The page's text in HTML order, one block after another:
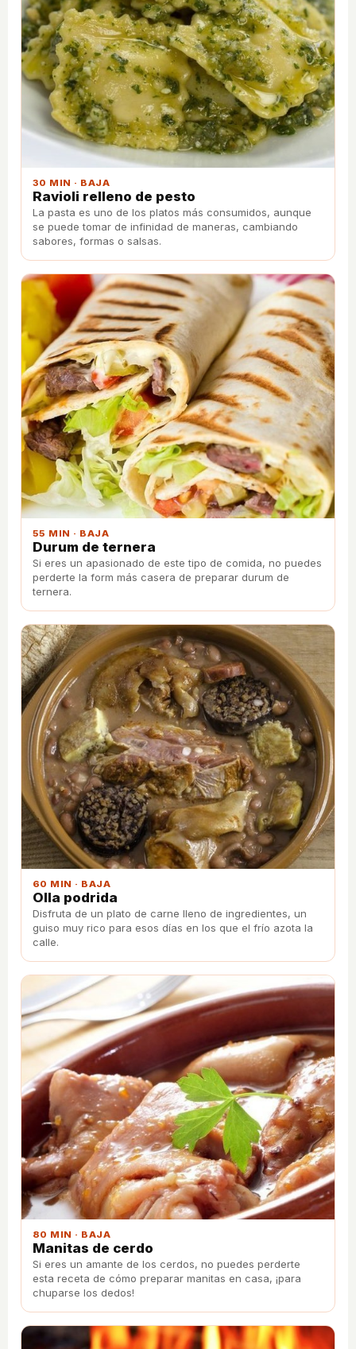
30 MIN · BAJA
Ravioli relleno de pesto
La pasta es uno de los platos más consumidos, aunque
se puede tomar de infinidad de maneras, cambiando
sabores, formas o salsas.
55 MIN · BAJA
Durum de ternera
Si eres un apasionado de este tipo de comida, no puedes
perderte la form más casera de preparar durum de
ternera.
60 MIN · BAJA
Olla podrida
Disfruta de un plato de carne lleno de ingredientes, un
guiso muy rico para esos días en los que el frío azota la
calle.
80 MIN · BAJA
Manitas de cerdo
Si eres un amante de los cerdos, no puedes perderte
esta receta de cómo preparar manitas en casa, ¡para
chuparse los dedos!